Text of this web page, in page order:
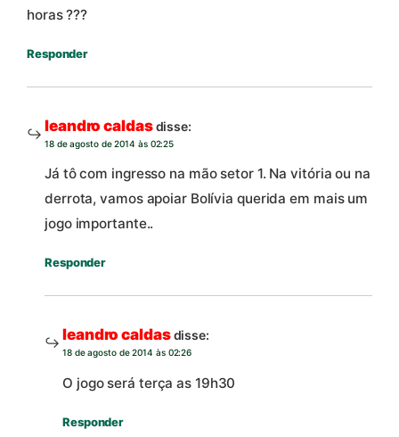
horas ???
Responder
leandro caldasdisse:
18 de agosto de 2014 às 02:25
Já tô com ingresso na mão setor 1. Na vitória ou na
derrota, vamos apoiar Bolívia querida em mais um
jogo importante..
Responder
leandro caldasdisse:
18 de agosto de 2014 às 02:26
O jogo será terça as 19h30
Responder